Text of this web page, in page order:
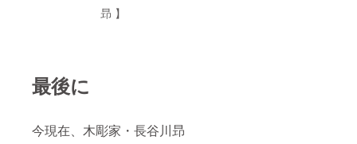
昻 】
最後に
今現在、木彫家・長谷川昻